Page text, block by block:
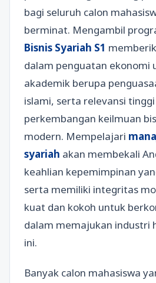
bagi seluruh calon
berminat. Mengambil
Bisnis Syariah S1
dalam penguatan ekonomi
akademik berupa
islami, serta relevansi
perkembangan keilmuan
modern. Mempelajari
syariah akan membekali
keahlian kepemimpinan
serta memiliki integritas
kuat dan kokoh untuk
dalam memajukan industri
ini.
Banyak calon mahasiswa